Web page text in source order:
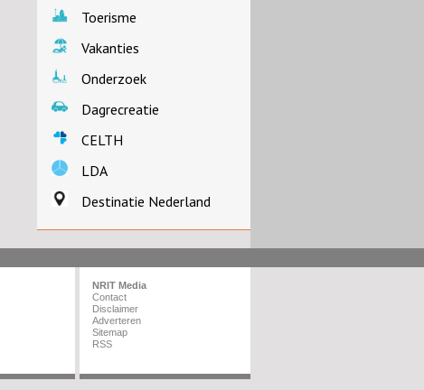
Toerisme
Vakanties
Onderzoek
Dagrecreatie
CELTH
LDA
Destinatie Nederland
NRIT Media
Contact
Disclaimer
Adverteren
Sitemap
RSS